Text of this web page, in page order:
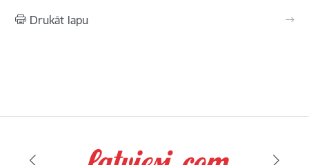
Drukāt lapu